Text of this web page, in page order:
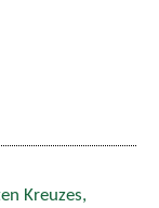
Kreuzes,